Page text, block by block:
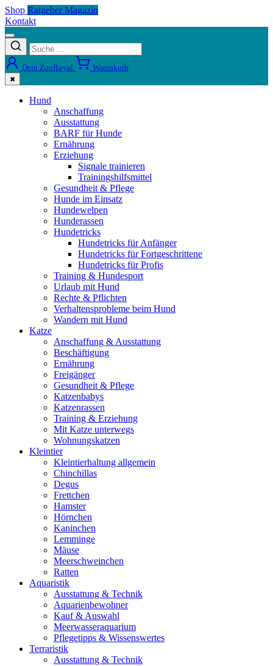
Shop Ratgeber Magazin
Kontakt
Dein ZooRoyal Warenkorb
✖
Hund
Anschaffung
Ausstattung
BARF für Hunde
Ernährung
Erziehung
Signale trainieren
Trainingshilfsmittel
Gesundheit & Pflege
Hunde im Einsatz
Hundewelpen
Hunderassen
Hundetricks
Hundetricks für Anfänger
Hundetricks für Fortgeschrittene
Hundetricks für Profis
Training & Hundesport
Urlaub mit Hund
Rechte & Pflichten
Verhaltensprobleme beim Hund
Wandern mit Hund
Katze
Anschaffung & Ausstattung
Beschäftigung
Ernährung
Freigänger
Gesundheit & Pflege
Katzenbabys
Katzenrassen
Training & Erziehung
Mit Katze unterwegs
Wohnungskatzen
Kleintier
Kleintierhaltung allgemein
Chinchillas
Degus
Frettchen
Hamster
Hörnchen
Kaninchen
Lemminge
Mäuse
Meerschweinchen
Ratten
Aquaristik
Ausstattung & Technik
Aquarienbewohner
Kauf & Auswahl
Meerwasseraquarium
Pflegetipps & Wissenswertes
Terraristik
Ausstattung & Technik